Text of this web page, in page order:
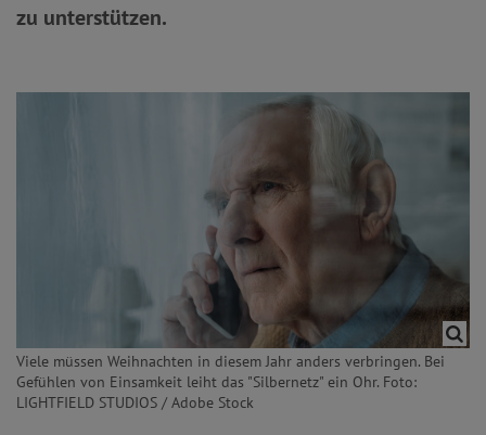
zu unterstützen.
Viele müssen Weihnachten in diesem Jahr anders verbringen. Bei
Gefühlen von Einsamkeit leiht das "Silbernetz" ein Ohr. Foto:
LIGHTFIELD STUDIOS / Adobe Stock